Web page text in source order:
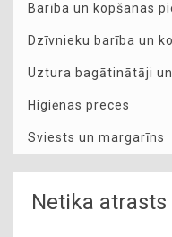
Barība un kopšanas
Dzīvnieku barība un
Uztura bagātinātāji
Higiēnas preces
Sviests un margarīns
Netika